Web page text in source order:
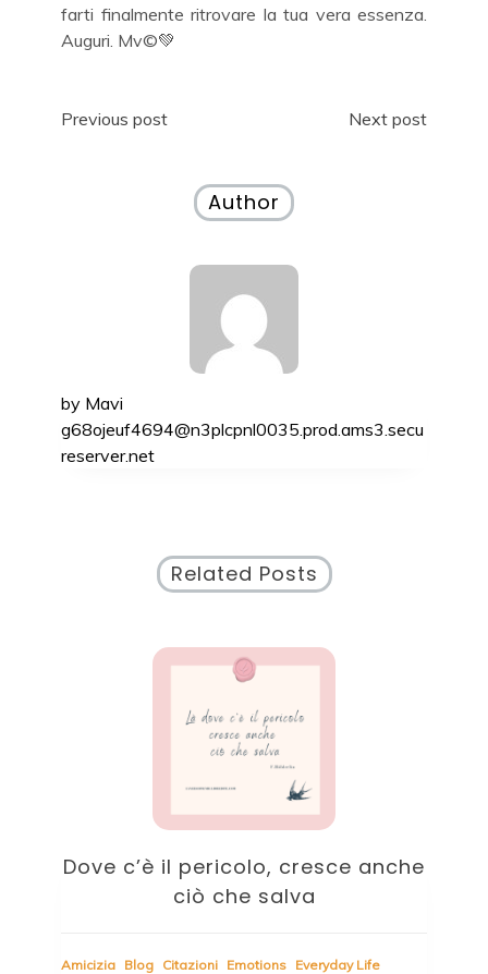
farti finalmente ritrovare la tua vera essenza.
Auguri. Mv©️💚
Navigazione
Previous post Next post
Author
by Mavi
g68ojeuf4694@n3plcpnl0035.prod.ams3.secu
reserver.net
Related Posts
Dove c’è il pericolo, cresce anche
ciò che salva
Amicizia Blog Citazioni Emotions Everyday Life